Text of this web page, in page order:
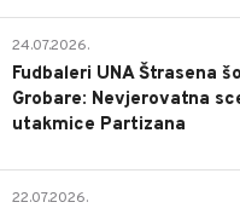
24.07.2026.
Fudbaleri UNA Štrasena
Grobare: Nevjerovatna
utakmice Partizana
22.07.2026.